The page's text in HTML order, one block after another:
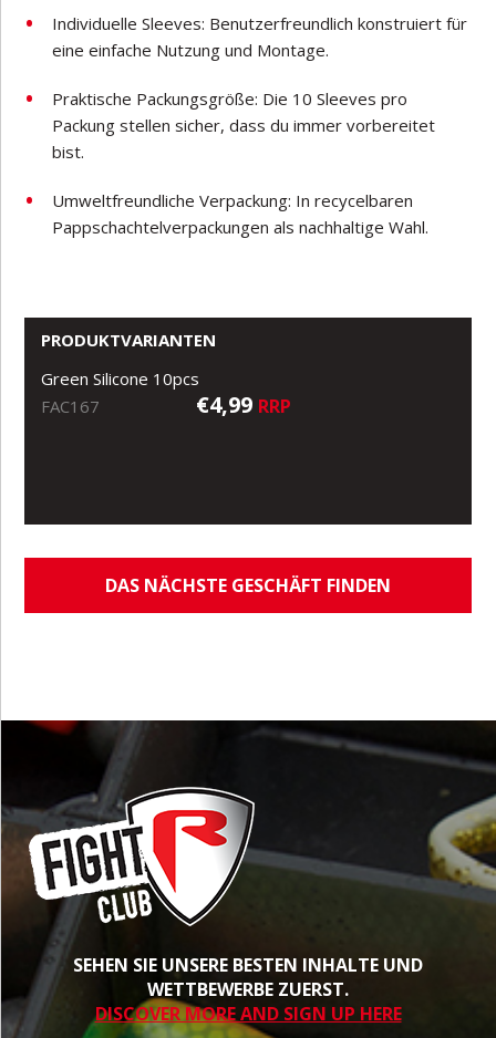
Individuelle Sleeves: Benutzerfreundlich konstruiert für
eine einfache Nutzung und Montage.
Praktische Packungsgröße: Die 10 Sleeves pro
Packung stellen sicher, dass du immer vorbereitet
bist.
Umweltfreundliche Verpackung: In recycelbaren
Pappschachtelverpackungen als nachhaltige Wahl.
PRODUKTVARIANTEN
Green Silicone 10pcs
FAC167
€4,99 RRP
DAS NÄCHSTE GESCHÄFT FINDEN
SEHEN SIE UNSERE BESTEN INHALTE UND
WETTBEWERBE ZUERST.
DISCOVER MORE AND SIGN UP HERE